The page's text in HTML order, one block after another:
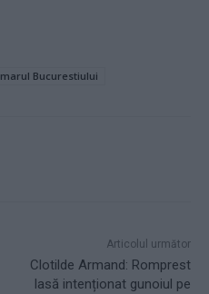
Bucurestiului
Articolul următor
Clotilde Armand: Romprest
lasă intenționat gunoiul pe